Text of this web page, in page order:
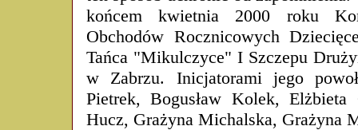
końcem kwietnia 2000 roku
Obchodów Rocznicowych
Tańca "Mikulczyce" I Szczepu
w Zabrzu. Inicjatorami jego
Pietrek, Bogusław Kolek, Elżbieta
Hucz, Grażyna Michalska, Grażyna